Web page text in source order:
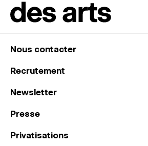
Nous contacter
Recrutement
Newsletter
Presse
Privatisations